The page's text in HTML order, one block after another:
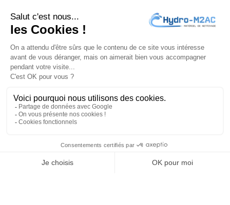
J'accepte lesconditions générales
politique de
confidentialité
PRODUITS
NOTRE SOCIÉTÉ
VOTRE COMPTE